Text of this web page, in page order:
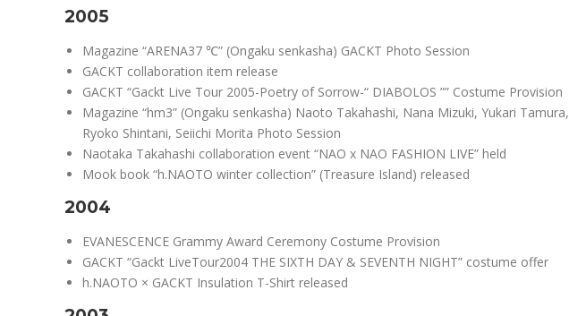
2005
Magazine “ARENA37 ℃” (Ongaku senkasha) GACKT Photo Session
GACKT collaboration item release
GACKT “Gackt Live Tour 2005-Poetry of Sorrow-“ DIABOLOS ”” Costume Provision
Magazine “hm3” (Ongaku senkasha) Naoto Takahashi, Nana Mizuki, Yukari Tamura,
Ryoko Shintani, Seiichi Morita Photo Session
Naotaka Takahashi collaboration event “NAO x NAO FASHION LIVE” held
Mook book “h.NAOTO winter collection” (Treasure Island) released
2004
EVANESCENCE Grammy Award Ceremony Costume Provision
GACKT “Gackt LiveTour2004 THE SIXTH DAY & SEVENTH NIGHT” costume offer
h.NAOTO × GACKT Insulation T-Shirt released